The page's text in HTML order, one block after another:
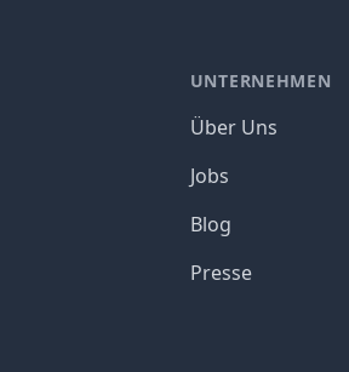
UNTERNEHMEN
Über Uns
Jobs
Blog
Presse